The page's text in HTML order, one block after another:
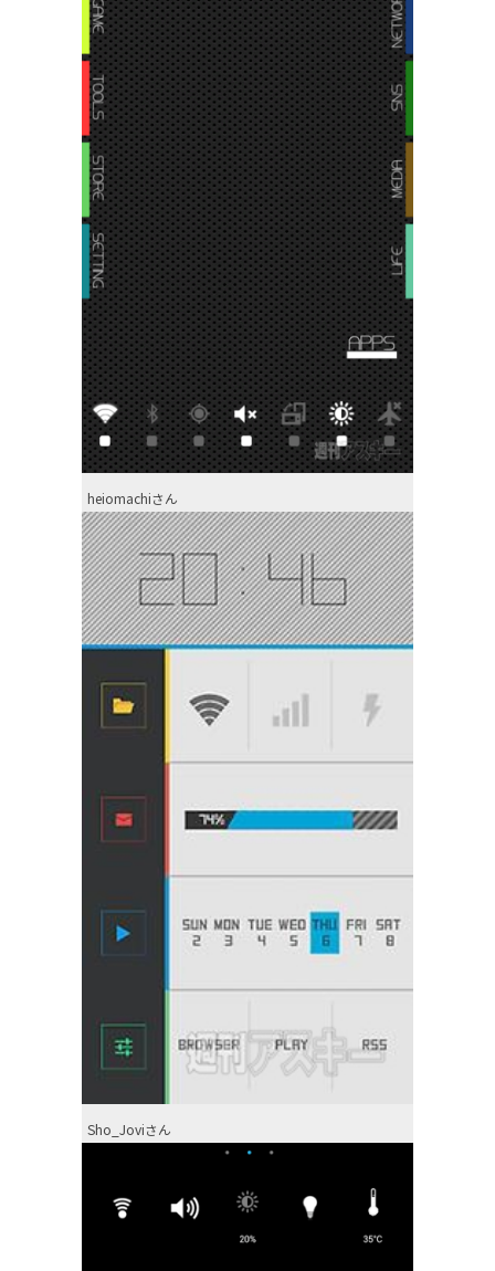
heiomachiさん
Sho_Joviさん